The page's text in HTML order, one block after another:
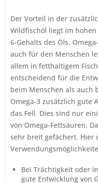
Der Vorteil in der
Wildfischöl liegt im
6-Gehalts des Öls.
auch für den Menschen
allem in fetthaltigem
entscheidend für die
beim Menschen als auch
Omega-3 zusätzlich gute
das Fell. Dies sind nur
von Omega-Fettsäuren.
sehr breit gefächert. Hier
Bei Trächtigkeit oder
gute Entwicklung von